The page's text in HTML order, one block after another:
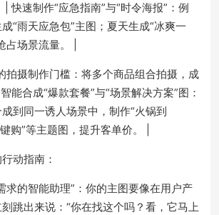
快速制作“应急指南”与“时令海报”：例
“雨天应急包”主图；夏天生成“冰爽一
占场景流量。 |
拍摄制作门槛：将多个商品组合拍摄，成
能合成“爆款套餐”与“场景解决方案”图：
到同一诱人场景中，制作“火锅到
购”等主题图，提升客单价。 |
动指南：
求的智能助理”：你的主图要像在用户产
跳出来说：“你在找这个吗？看，它马上